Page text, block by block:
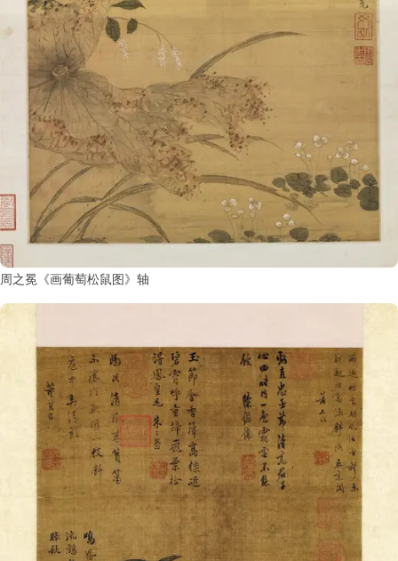
周之冕《画葡萄松鼠图》轴